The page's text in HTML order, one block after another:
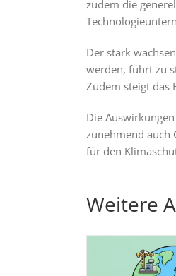
zudem die
Der stark
werden, führt zu
Zudem steigt das
Die
zunehmend auch
für den
Weitere